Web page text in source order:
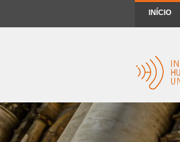
INÍCIO